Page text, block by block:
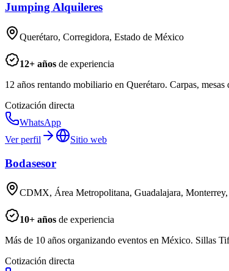
Jumping Alquileres
Querétaro, Corregidora, Estado de México
12+ años de experiencia
12 años rentando mobiliario en Querétaro. Carpas,
Cotización directa
WhatsApp
Ver perfil
Sitio web
Bodasesor
CDMX, Área Metropolitana, Guadalajara, Monterrey,
10+ años de experiencia
Más de 10 años organizando eventos en México. Sillas
Cotización directa